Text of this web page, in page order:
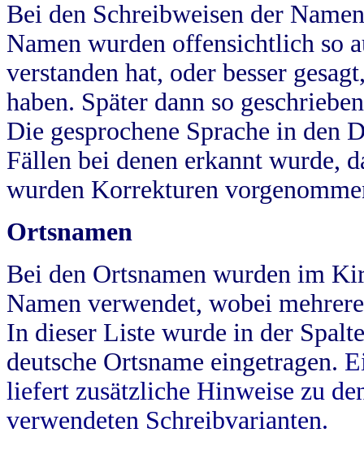
Bei den Schreibweisen der
Namen wurden offensichtlich so
verstanden hat, oder besser
haben. Später dann so
Die gesprochene Sprache in
Fällen bei denen erkannt wurde,
wurden Korrekturen
Ortsnamen
Bei den Ortsnamen wurden im
Namen verwendet, wobei
In dieser Liste wurde in der
deutsche Ortsname eingetragen.
liefert zusätzliche Hinweise zu
verwendeten Schreibvarianten.